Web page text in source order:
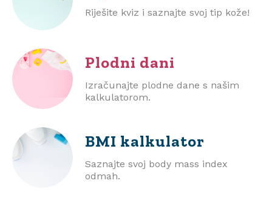
Riješite kviz i saznajte svoj tip kože!
Plodni dani
Izračunajte plodne dane s našim
kalkulatorom.
BMI kalkulator
Saznajte svoj body mass index
odmah.